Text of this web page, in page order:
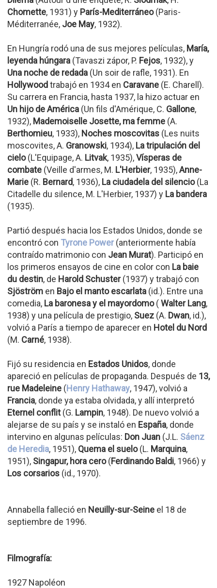
Chomette, 1931) y París-Mediterráneo(Paris-
Méditerranée, Joe May, 1932).
En Hungría rodó una de sus mejores películas, María,
leyenda húngara (Tavaszi zápor, P. Fejos, 1932), y
Una noche de redada (Un soir de rafle, 1931). En
Hollywoodtrabajó en 1934 en Caravane (E. Charell).
Su carrera en Francia, hasta 1937, la hizo actuar en
Un hijo de América (Un fils d'Amérique, C. Gallone,
1932), Mademoiselle Josette, ma femme (A.
Berthomieu, 1933), Noches moscovitas (Les nuits
moscovites, A. Granowski, 1934), La tripulación del
cielo(L'Equipage, A. Litvak, 1935),Vísperas de
combate (Veille d'armes, M. L'Herbier, 1935),Anne-
Marie (R. Bernard, 1936), La ciudadela del silencio(La
Citadelle du silence, M. L'Herbier, 1937) y La bandera
(1935).
Partió después hacia los Estados Unidos, donde se
encontró con Tyrone Power(anteriormente había
contraído matrimonio con Jean Murat). Participó en
los primeros ensayos de cine en color con La baie
du destin, de Harold Schuster(1937) y trabajó con
Sjöström en Bajo el manto escarlata (id.). Entre una
comedia, La baronesa y el mayordomo(Walter Lang,
1938) y una película de prestigio, Suez (A. Dwan, id.),
volvió a París a tiempo de aparecer en Hotel du Nord
(M. Carné, 1938).
Fijó su residencia en Estados Unidos, donde
apareció en películas de propaganda. Después de 13,
rue Madeleine (Henry Hathaway, 1947), volvió a
Francia, donde ya estaba olvidada, y allí interpretó
Eternel conflit(G. Lampin, 1948). De nuevo volvió a
alejarse de su país y se instaló en España, donde
intervino en algunas películas: Don Juan (J.L. Sáenz
de Heredia, 1951), Quema el suelo(L. Marquina,
1951), Singapur, hora cero(Ferdinando Baldi, 1966) y
Los corsarios (id., 1970).
Annabella falleció en Neuilly-sur-Seine el 18 de
septiembre de 1996.
Filmografía:
1927 Napoléon